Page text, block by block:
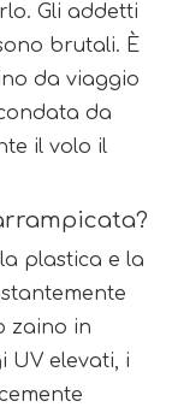
Gli addetti
brutali. È
da viaggio
da
il volo il
plastica e la
zaino in
UV elevati, i